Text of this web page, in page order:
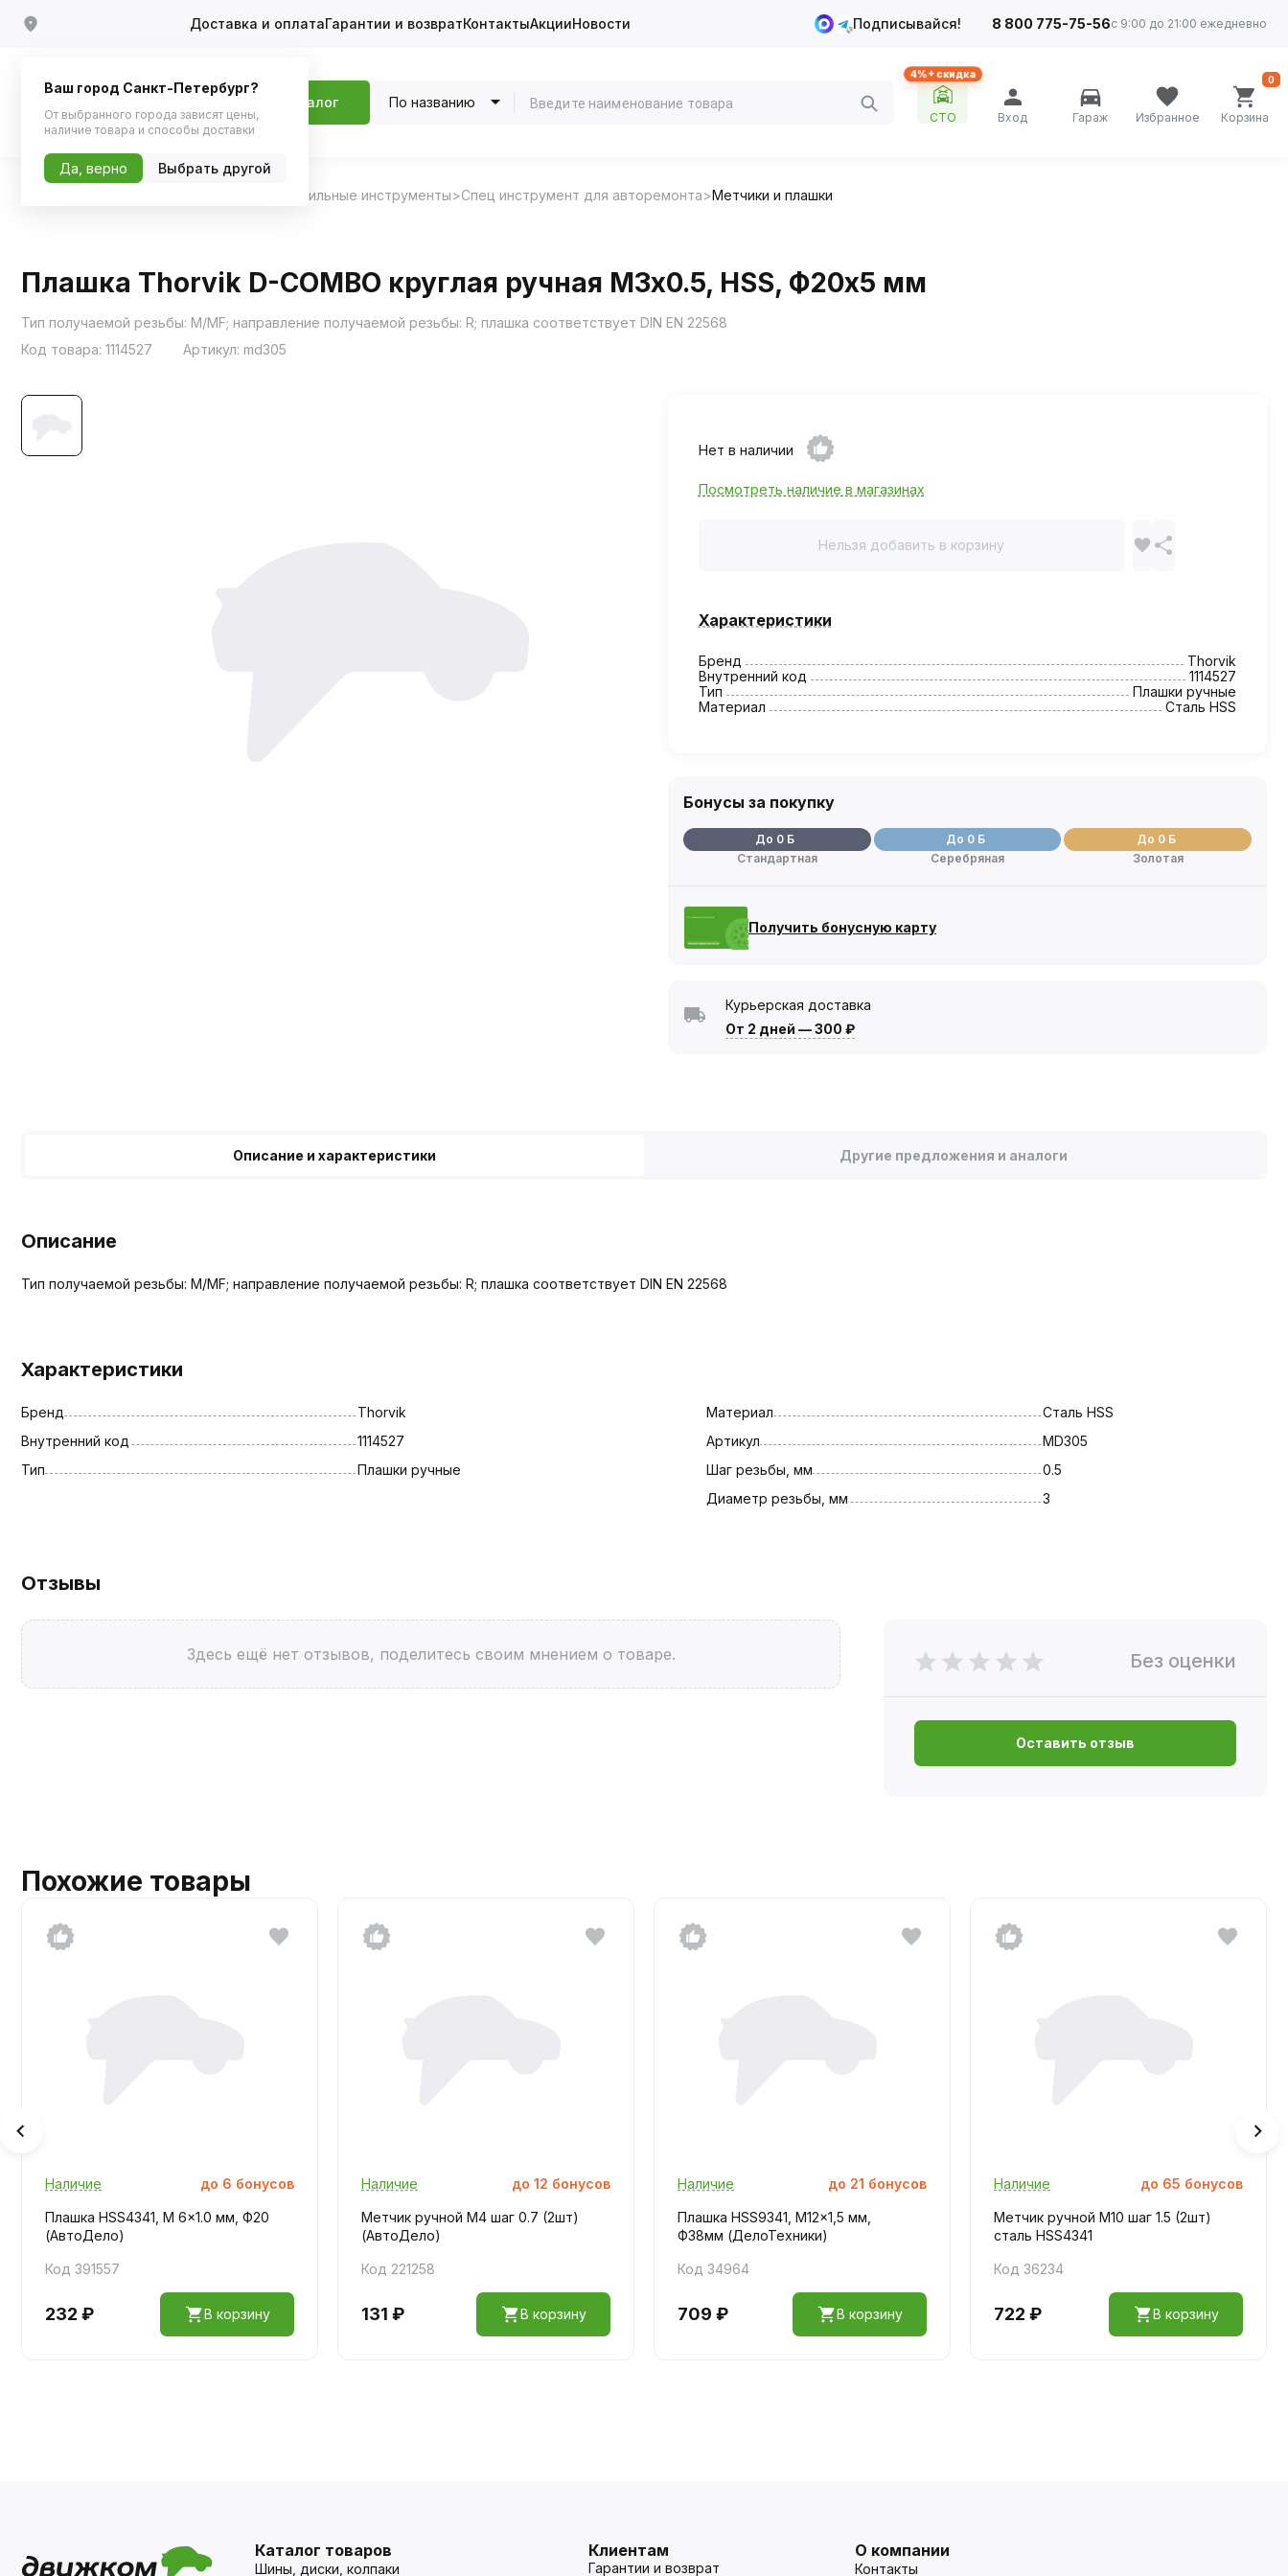
Доставка и оплатаГарантии и возвратКонтактыАкцииНовости Подписывайся! 8 800 775-75-56с 9:00 до 21:00 ежедневно
Каталог По названию
4%+ скидка
СТО Вход Гараж Избранное Корзина
0
Автомобильные инструменты Спец инструмент для авторемонта Метчики и плашки
Плашка Thorvik D-COMBO круглая ручная М3х0.5, HSS, Ф20х5 мм
Тип получаемой резьбы: M/MF; направление получаемой резьбы: R; плашка соответствует DIN EN 22568
Код товара: 1114527 Артикул: md305
Нет в наличии
Посмотреть наличие в магазинах
Нельзя добавить в корзину
Характеристики
Бренд
Thorvik
Внутренний код
1114527
Тип
Плашки ручные
Материал
Сталь HSS
Бонусы за покупку
До 0 Б
Стандартная
До 0 Б
Серебряная
До 0 Б
Золотая
Получить бонусную карту
Курьерская доставка
От 2 дней —300 ₽
Описание и характеристики Другие предложения и аналоги
Описание
Тип получаемой резьбы: M/MF; направление получаемой резьбы: R; плашка соответствует DIN EN 22568
Характеристики
Бренд
Thorvik
Внутренний код
1114527
Тип
Плашки ручные
Материал
Сталь HSS
Артикул
MD305
Шаг резьбы, мм
0.5
Диаметр резьбы, мм
3
Отзывы
Здесь ещё нет отзывов, поделитесь своим мнением о товаре. Без оценки
Оставить отзыв
Похожие товары
Наличие до 6 бонусов
Плашка HSS4341, M 6x1.0 мм, Ф20
(АвтоДело)
Код 391557
232 ₽ В корзину
Наличие до 12 бонусов
Метчик ручной M4 шаг 0.7 (2шт)
(АвтоДело)
Код 221258
131 ₽ В корзину
Наличие до 21 бонусов
Плашка HSS9341, M12x1,5 мм,
Ф38мм (ДелоТехники)
Код 34964
709 ₽ В корзину
Наличие до 65 бонусов
Метчик ручной M10 шаг 1.5 (2шт)
сталь HSS4341
Код 36234
722 ₽ В корзину
Каталог товаров
Шины, диски, колпаки
Клиентам
Гарантии и возврат
О компании
Контакты
Ваш город Санкт-Петербург?
От выбранного города зависят цены,
наличие товара и способы доставки
Да, верно Выбрать другой